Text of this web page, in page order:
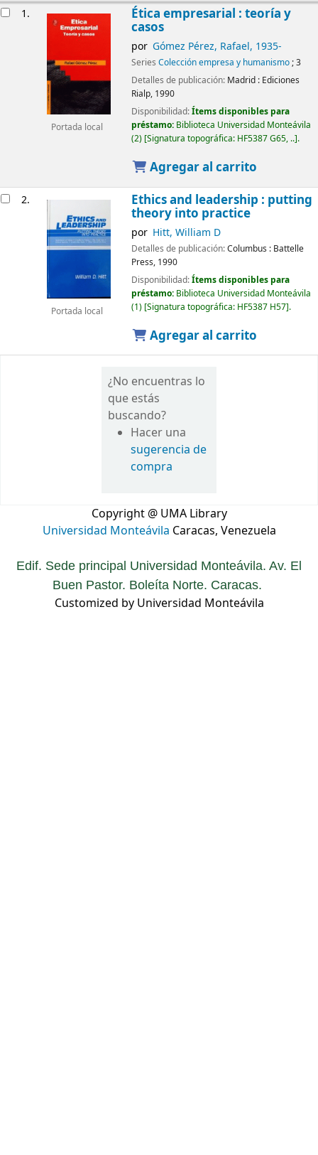
1.
Portada local
Ética empresarial : teoría y
casos
por Gómez Pérez, Rafael, 1935-
Series Colección empresa y humanismo; 3
Detalles de publicación: Madrid : Ediciones
Rialp, 1990
Disponibilidad:Ítems disponibles para
préstamo: Biblioteca Universidad Monteávila
(2) Signatura topográfica: HF5387 G65, .. .
Agregar al carrito
2.
Portada local
Ethics and leadership : putting
theory into practice
por Hitt, William D
Detalles de publicación:Columbus : Battelle
Press, 1990
Disponibilidad:Ítems disponibles para
préstamo: Biblioteca Universidad Monteávila
(1) Signatura topográfica: HF5387 H57 .
Agregar al carrito
¿No encuentras lo
que estás
buscando?
Hacer una
sugerencia de
compra
Copyright @ UMA Library
Universidad Monteávila Caracas, Venezuela
Edif. Sede principal Universidad Monteávila. Av. El
Buen Pastor. Boleíta Norte. Caracas.
Customized by Universidad Monteávila